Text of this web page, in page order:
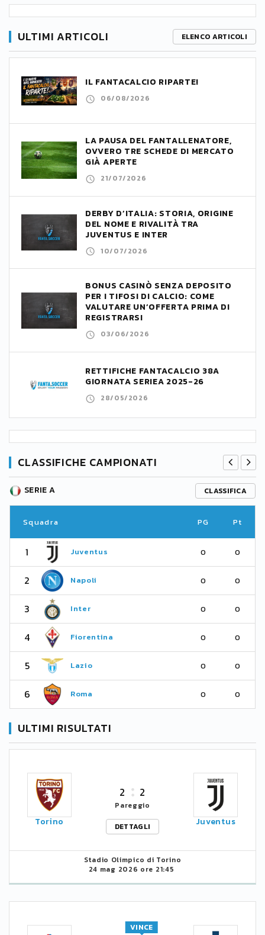
ULTIMI ARTICOLI ELENCO ARTICOLI
IL FANTACALCIO RIPARTE!
06/08/2026
LA PAUSA DEL FANTALLENATORE,
OVVERO TRE SCHEDE DI MERCATO
GIÀ APERTE
21/07/2026
DERBY D’ITALIA: STORIA, ORIGINE
DEL NOME E RIVALITÀ TRA
JUVENTUS E INTER
10/07/2026
BONUS CASINÒ SENZA DEPOSITO
PER I TIFOSI DI CALCIO: COME
VALUTARE UN’OFFERTA PRIMA DI
REGISTRARSI
03/06/2026
RETTIFICHE FANTACALCIO 38A
GIORNATA SERIEA 2025-26
28/05/2026
CLASSIFICHE CAMPIONATI
SERIE A CLASSIFICA
Squadra PG Pt
1 Juventus 0 0
2 Napoli 0 0
3 Inter 0 0
4 Fiorentina 0 0
5 Lazio 0 0
6 Roma 0 0
ULTIMI RISULTATI
Torino
2 2
Pareggio
DETTAGLI
Juventus
Stadio Olimpico di Torino
24 mag 2026 ore 21:45
VINCE